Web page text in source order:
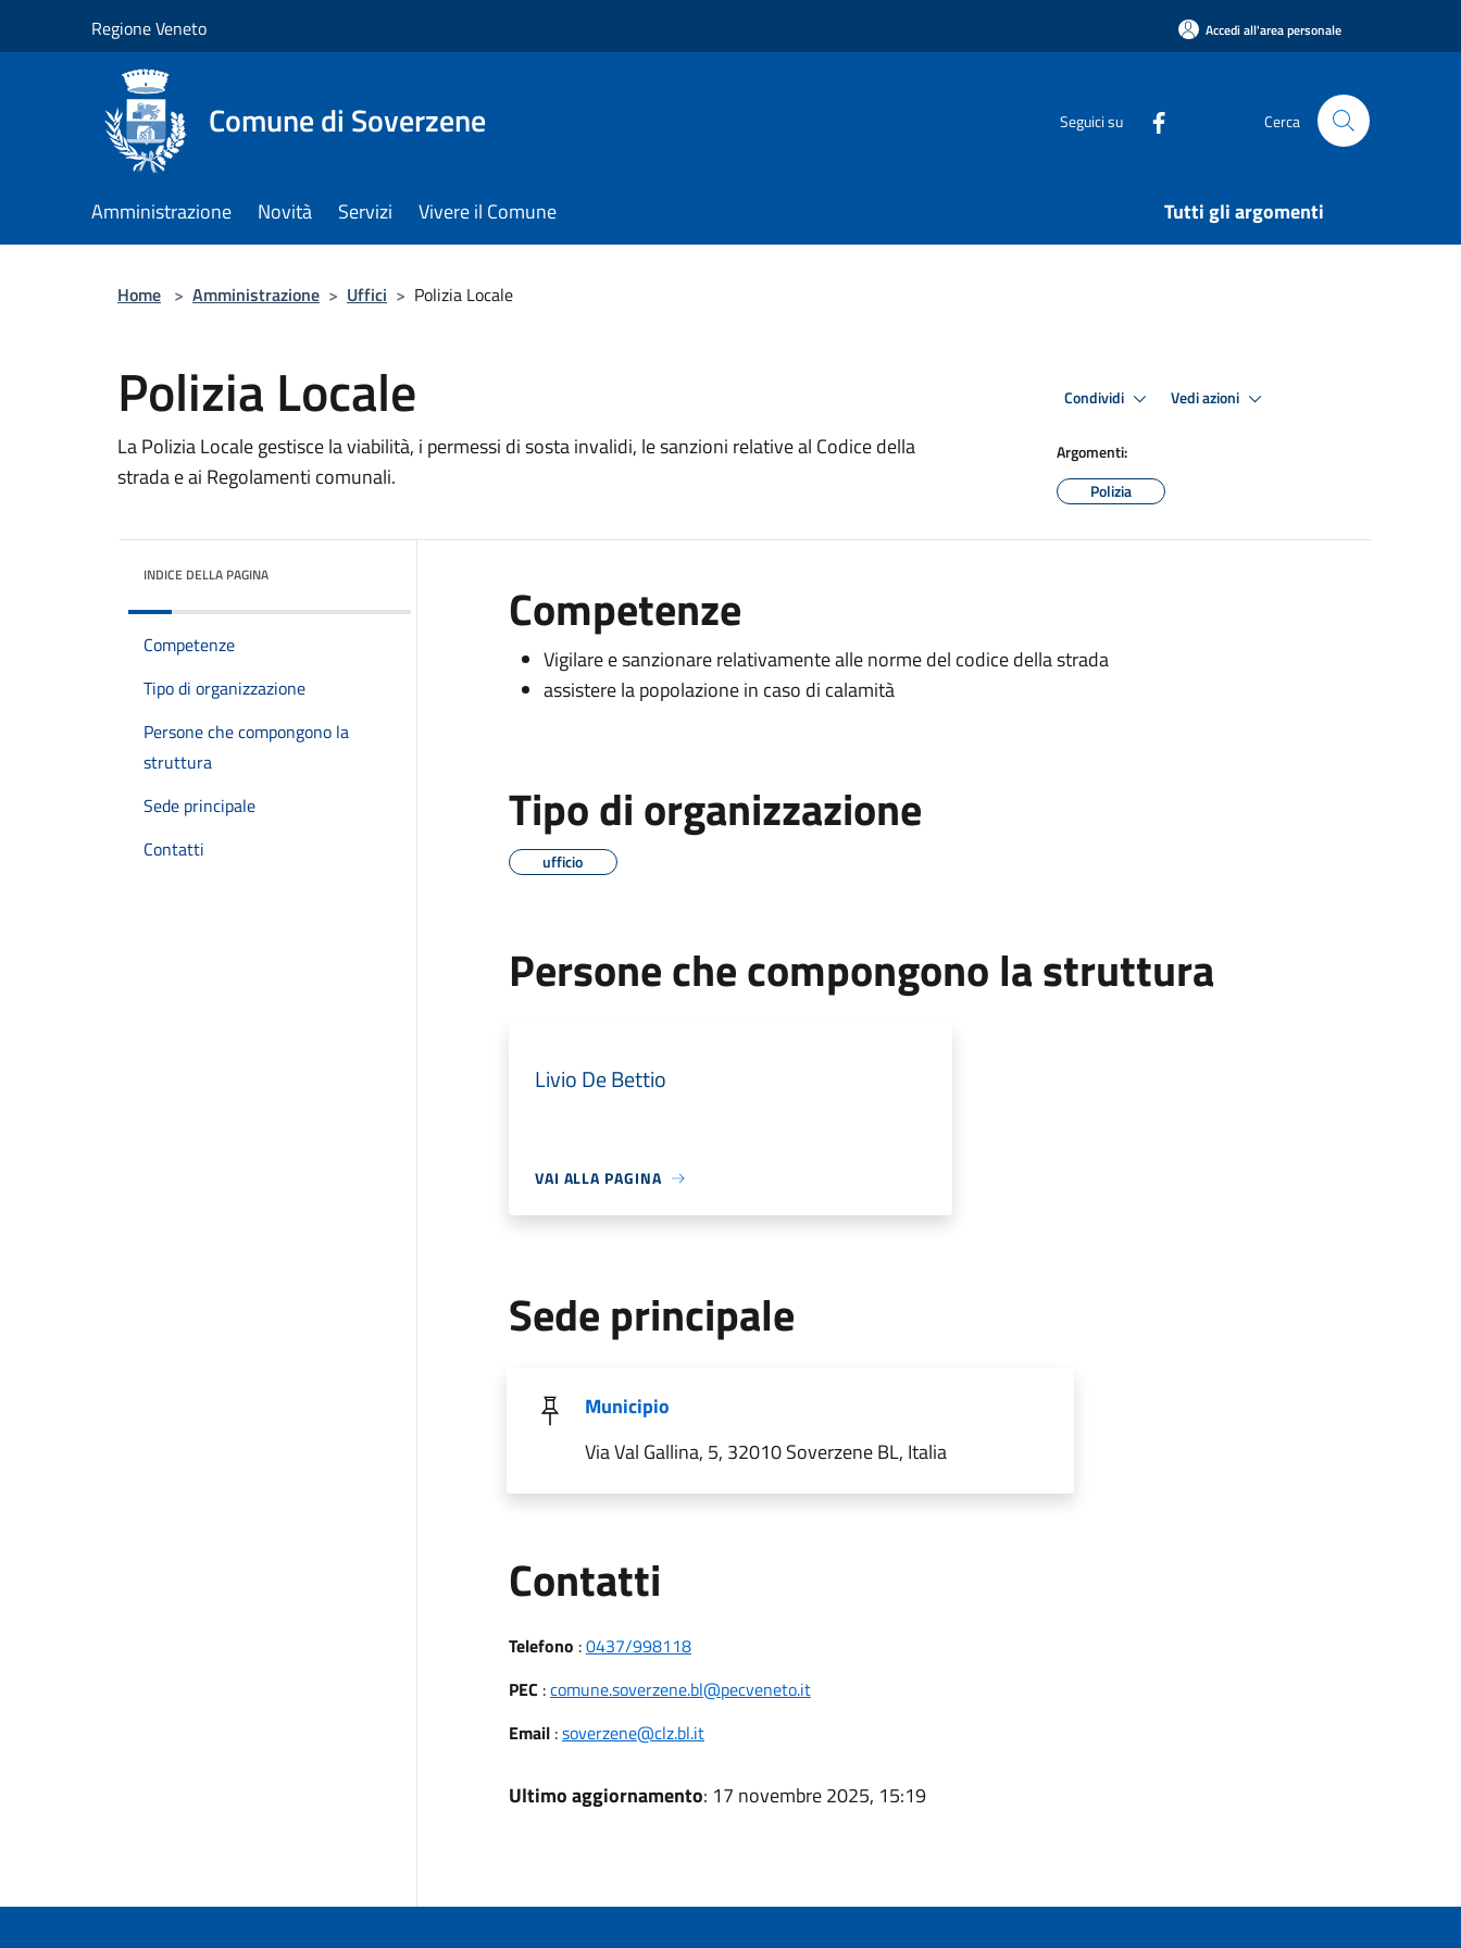
Regione Veneto Accedi all'area personale
Comune di Soverzene Seguici su Cerca
Amministrazione Novità Servizi Vivere il Comune Tutti gli argomenti
Home > Amministrazione > Uffici > Polizia Locale
Polizia Locale
La Polizia Locale gestisce la viabilità, i permessi di sosta invalidi, le sanzioni relative al Codice della
strada e ai Regolamenti comunali.
Condividi Vedi azioni
Argomenti:
Polizia
INDICE DELLA PAGINA
Competenze
Tipo di organizzazione
Persone che compongono la
struttura
Sede principale
Contatti
Competenze
Vigilare e sanzionare relativamente alle norme del codice della strada
assistere la popolazione in caso di calamità
Tipo di organizzazione
ufficio
Persone che compongono la struttura
Livio De Bettio
VAI ALLA PAGINA
Sede principale
Municipio
Via Val Gallina, 5, 32010 Soverzene BL, Italia
Contatti
Telefono :0437/998118
PEC :comune.soverzene.bl@pecveneto.it
Email:soverzene@clz.bl.it
Ultimo aggiornamento: 17 novembre 2025, 15:19